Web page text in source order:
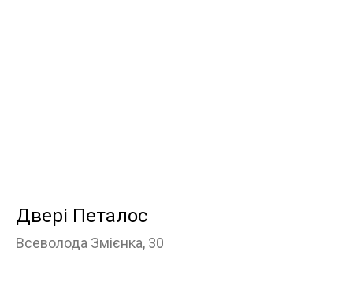
Двері Петалос
Всеволода Змієнка, 30